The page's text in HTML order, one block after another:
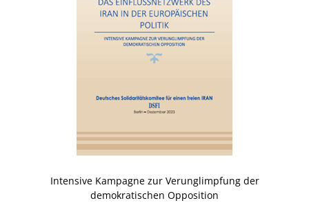
Intensive Kampagne zur Verunglimpfung der
demokratischen Opposition